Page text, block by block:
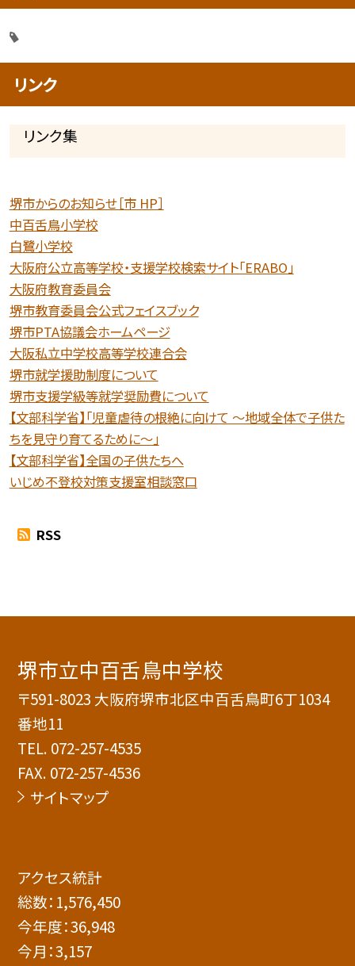
リンク
リンク集
堺市からのお知らせ［市 HP］
中百舌鳥小学校
白鷺小学校
大阪府公立高等学校・支援学校検索サイト「ERABO」
大阪府教育委員会
堺市教育委員会公式フェイスブック
堺市PTA協議会ホームページ
大阪私立中学校高等学校連合会
堺市就学援助制度について
堺市支援学級等就学奨励費について
【文部科学省】「児童虐待の根絶に向けて 〜地域全体で子供た
ちを見守り育てるために〜」
【文部科学省】全国の子供たちへ
いじめ不登校対策支援室相談窓口
RSS
堺市立中百舌鳥中学校
〒591-8023 大阪府堺市北区中百舌鳥町6丁1034
番地11
TEL. 072-257-4535
FAX. 072-257-4536
サイトマップ
アクセス統計
総数： 1,576,450
今年度：36,948
今月：3,157